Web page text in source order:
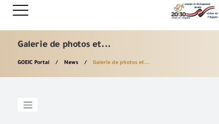
Galerie de photos et...
GOEIC Portal News Galerie de photos et...